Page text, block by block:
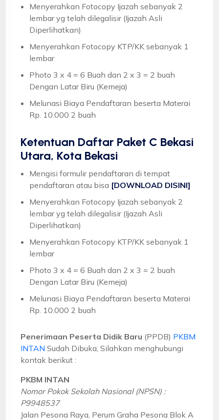
Menyerahkan Fotocopy Ijazah sebanyak 2
lembar yg telah dilegalisir (Ijazah Asli
Diperlihatkan)
Menyerahkan Fotocopy KTP/KK sebanyak 1
lembar
Photo 3 x 4 = 6 Buah dan 2 x 3 = 2 buah
Dengan Latar Biru (Kemeja)
Melunasi Biaya Pendaftaran beserta Materai
Rp. 10.000 2 buah
Ketentuan Daftar Paket C Bekasi
Utara, Kota Bekasi
Mengisi formulir pendaftaran di tempat
pendaftaran atau bisa [DOWNLOAD DISINI]
Menyerahkan Fotocopy Ijazah sebanyak 2
lembar yg telah dilegalisir (Ijazah Asli
Diperlihatkan)
Menyerahkan Fotocopy KTP/KK sebanyak 1
lembar
Photo 3 x 4 = 6 Buah dan 2 x 3 = 2 buah
Dengan Latar Biru (Kemeja)
Melunasi Biaya Pendaftaran beserta Materai
Rp. 10.000 2 buah
Penerimaan Peserta Didik Baru (PPDB) PKBM
INTAN Sudah Dibuka, Silahkan menghubungi
kontak berikut :
PKBM INTAN
Nomor Pokok Sekolah Nasional (NPSN) :
P9948537
Jalan Pesona Raya, Perum Graha Pesona Blok A